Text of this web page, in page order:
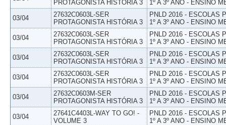
PROTAGONISTA HISTÓRIA 3
1º A 3º ANO - ENSINO
03/04
27632C0603L-SER
PROTAGONISTA HISTÓRIA 3
PNLD 2016 - ESCOLAS
1º A 3º ANO - ENSINO
03/04
27632C0603L-SER
PROTAGONISTA HISTÓRIA 3
PNLD 2016 - ESCOLAS
1º A 3º ANO - ENSINO
03/04
27632C0603L-SER
PROTAGONISTA HISTÓRIA 3
PNLD 2016 - ESCOLAS
1º A 3º ANO - ENSINO
03/04
27632C0603L-SER
PROTAGONISTA HISTÓRIA 3
PNLD 2016 - ESCOLAS
1º A 3º ANO - ENSINO
03/04
27632C0603M-SER
PROTAGONISTA HISTÓRIA 3
PNLD 2016 - ESCOLAS
1º A 3º ANO - ENSINO
03/04
27641C4403L-WAY TO GO! -
VOLUME 3
PNLD 2016 - ESCOLAS
1º A 3º ANO - ENSINO